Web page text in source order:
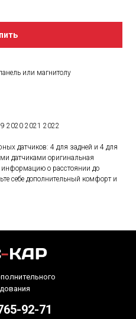
или магнитолу
2020 2021 2022
датчиков: 4 для задней и 4 для
датчиками оригинальная
информацию о расстоянии до
себе дополнительный комфорт и
92-71